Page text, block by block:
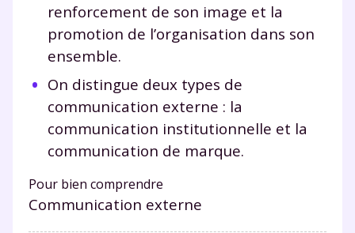
renforcement de son image et la
promotion de l’organisation dans son
ensemble.
On distingue deux types de
communication externe : la
communication institutionnelle et la
communication de marque.
Pour bien comprendre
Communication externe